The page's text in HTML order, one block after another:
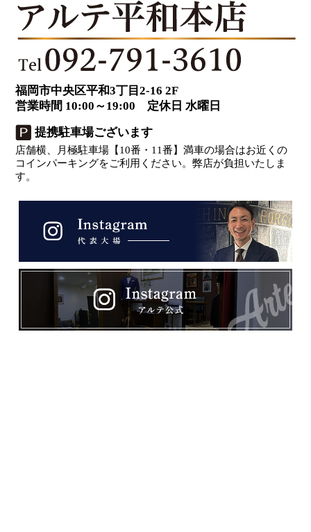
福岡市中央区平和3丁目2-16 2F
営業時間 10:00～19:00 定休日 水曜日
提携駐車場ございます
店舗横、月極駐車場【10番・11番】満車の場合はお近くの
コインパーキングをご利用ください。弊店が負担いたしま
す。